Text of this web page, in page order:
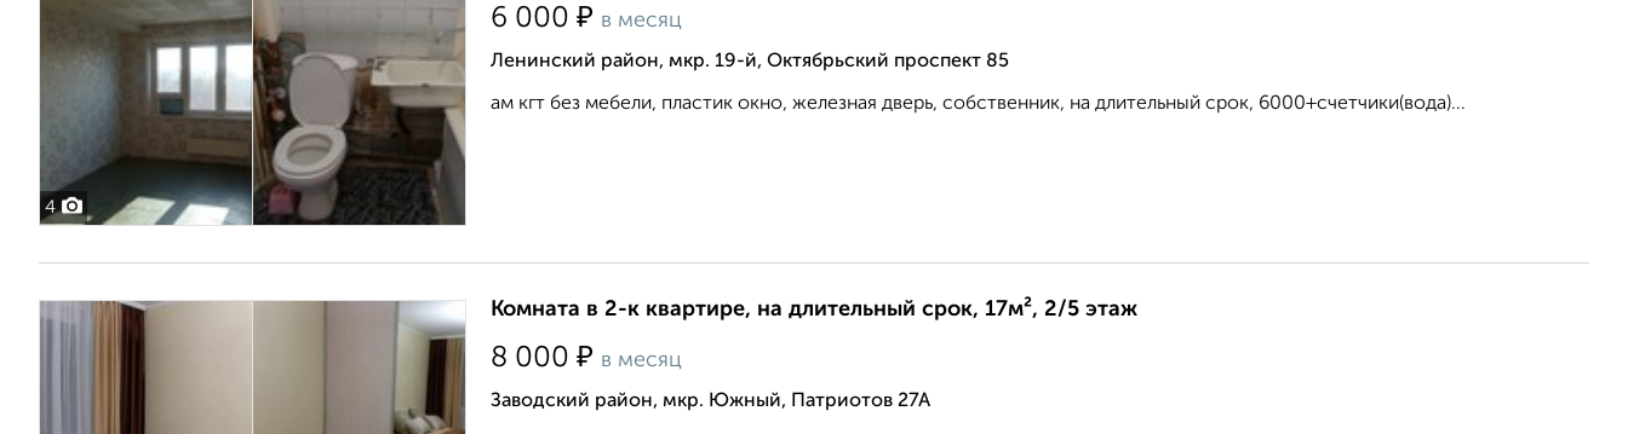
4
6 000 ₽ в месяц
Ленинский район, мкр. 19-й, Октябрьский проспект 85
ам кгт без мебели, пластик окно, железная дверь, собственник, на длительный срок, 6000+счетчики(вода)...
Комната в 2-к квартире, на длительный срок, 17м², 2/5 этаж
8 000 ₽ в месяц
Заводский район, мкр. Южный, Патриотов 27А